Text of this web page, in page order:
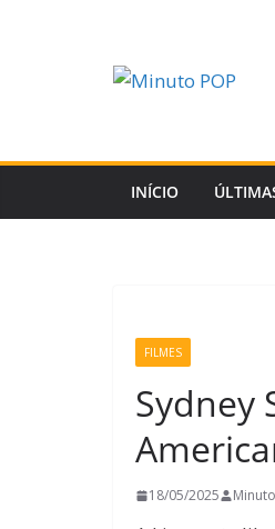
INÍCIO
FILMES
Sydney
18/05/2025